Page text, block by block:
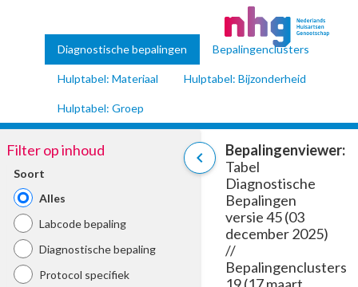
Diagnostische bepalingen Bepalingenclusters
Hulptabel: Materiaal Hulptabel: Bijzonderheid
Hulptabel: Groep
chevron_left
Filter op inhoud
Soort
Alles
Labcode bepaling
Diagnostische bepaling
Protocol specifiek
Bepalingenviewer:
Tabel
Diagnostische
Bepalingen
versie 45 (03
december 2025)
//
Bepalingenclusters